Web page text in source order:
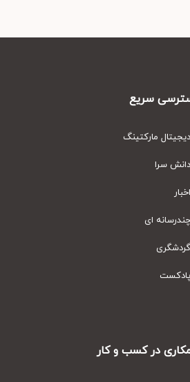
سریع
مارکتینگ
سرا
ای
در کسب و کار